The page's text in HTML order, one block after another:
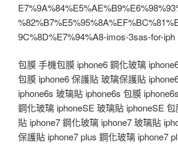
9C%8D%E7%94%A8-imos-3sas-for-iph
包膜 手機包膜 iphone6 鋼化玻璃
包膜 iphone6 保護貼 玻璃保護貼
iphone6s 玻璃貼 iphone6s 包膜
鋼化玻璃 iphoneSE 玻璃貼 iphoneSE
貼 iphone7 鋼化玻璃 iphone7 玻璃貼
保護貼 iphone7 plus 鋼化玻璃 iphone7